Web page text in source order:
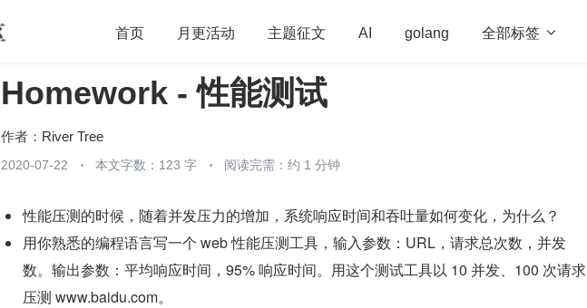
首页 月更活动 主题征文 AI golang 全部标签 
开源 架构 OpenHarmony 算法
Homework - 性能测试
作者： River Tree
2020-07-22 本文字数：123 字 阅读完需：约 1 分钟
性能压测的时候，随着并发压力的增加，系统响应时间和吞吐量如何变化，为什么？
用你熟悉的编程语言写一个 web 性能压测工具，输入参数：URL，请求总次数，并发
数。输出参数：平均响应时间，95% 响应时间。用这个测试工具以 10 并发、100 次请求
压测 www.baidu.com。